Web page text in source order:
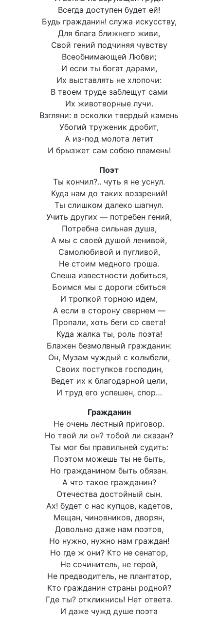
Всегда доступен будет ей!
Будь гражданин! служа искусству,
Для блага ближнего живи,
Свой гений подчиняя чувству
Всеобнимающей Любви;
И если ты богат дарами,
Их выставлять не хлопочи:
В твоем труде заблещут сами
Их животворные лучи.
Взгляни: в осколки твердый камень
Убогий труженик дробит,
А из-под молота летит
И брызжет сам собою пламень!
Поэт
Ты кончил?.. чуть я не уснул.
Куда нам до таких воззрений!
Ты слишком далеко шагнул.
Учить других — потребен гений,
Потребна сильная душа,
А мы с своей душой ленивой,
Самолюбивой и пугливой,
Не стоим медного гроша.
Спеша известности добиться,
Боимся мы с дороги сбиться
И тропкой торною идем,
А если в сторону свернем —
Пропали, хоть беги со света!
Куда жалка ты, роль поэта!
Блажен безмолвный гражданин:
Он, Музам чуждый с колыбели,
Своих поступков господин,
Ведет их к благодарной цели,
И труд его успешен, спор…
Гражданин
Не очень лестный приговор.
Но твой ли он? тобой ли сказан?
Ты мог бы правильней судить:
Поэтом можешь ты не быть,
Но гражданином быть обязан.
А что такое гражданин?
Отечества достойный сын.
Ах! будет с нас купцов, кадетов,
Мещан, чиновников, дворян,
Довольно даже нам поэтов,
Но нужно, нужно нам граждан!
Но где ж они? Кто не сенатор,
Не сочинитель, не герой,
Не предводитель, не плантатор,
Кто гражданин страны родной?
Где ты? откликнись! Нет ответа.
И даже чужд душе поэта